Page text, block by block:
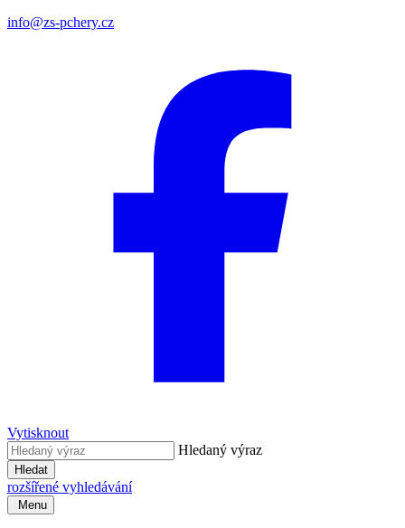
info@zs-pchery.cz
Vytisknout
Hledaný výraz
Hledat
rozšířené vyhledávání
Menu